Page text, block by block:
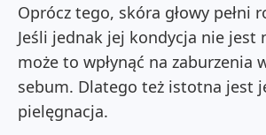
Oprócz tego, skóra głowy pełni
Jeśli jednak jej kondycja nie jest
może to wpłynąć na zaburzenia
sebum. Dlatego też istotna jest
pielęgnacja.